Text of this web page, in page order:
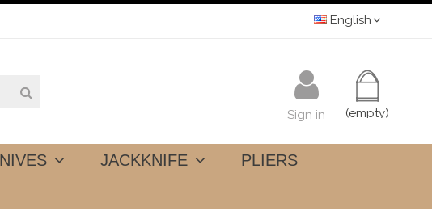
English
(empty)
Sign in
JACKKNIFE
PLIERS